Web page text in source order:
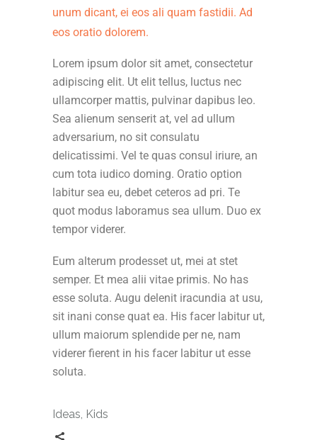
unum dicant, ei eos ali quam fastidii. Ad
eos oratio dolorem.
Lorem ipsum dolor sit amet, consectetur
adipiscing elit. Ut elit tellus, luctus nec
ullamcorper mattis, pulvinar dapibus leo.
Sea alienum senserit at, vel ad ullum
adversarium, no sit consulatu
delicatissimi. Vel te quas consul iriure, an
cum tota iudico doming. Oratio option
labitur sea eu, debet ceteros ad pri. Te
quot modus laboramus sea ullum. Duo ex
tempor viderer.
Eum alterum prodesset ut, mei at stet
semper. Et mea alii vitae primis. No has
esse soluta. Augu delenit iracundia at usu,
sit inani conse quat ea. His facer labitur ut,
ullum maiorum splendide per ne, nam
viderer fierent in his facer labitur ut esse
soluta.
Ideas, Kids